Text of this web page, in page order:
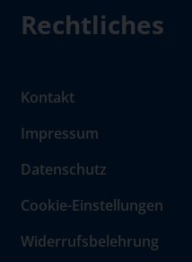
Rechtliches
Kontakt
Impressum
Datenschutz
Cookie-Einstellungen
Widerrufsbelehrung